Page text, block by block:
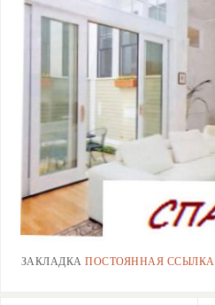
ЗАКЛАДКАПОСТОЯННАЯ ССЫЛКА